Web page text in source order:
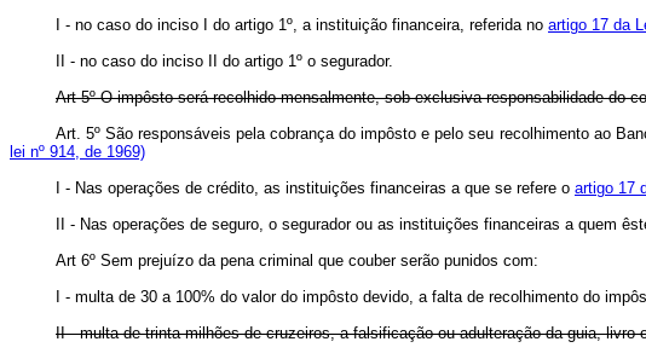
I - no caso do inciso I do artigo 1º, a instituição financeira, referida no artigo 17 da
II - no caso do inciso II do artigo 1º o segurador.
Art 5º O impôsto será recolhido mensalmente, sob exclusiva responsabilidade do
Art. 5º São responsáveis pela cobrança do impôsto e pelo seu recolhimento ao
lei nº 914, de 1969)
I - Nas operações de crédito, as instituições financeiras a que se refere o artigo 17
II - Nas operações de seguro, o segurador ou as instituições financeiras a
Art 6º Sem prejuízo da pena criminal que couber serão punidos com:
I - multa de 30 a 100% do valor do impôsto devido, a falta de recolhimento do
II - multa de trinta milhões de cruzeiros, a falsificação ou adulteração da guia,